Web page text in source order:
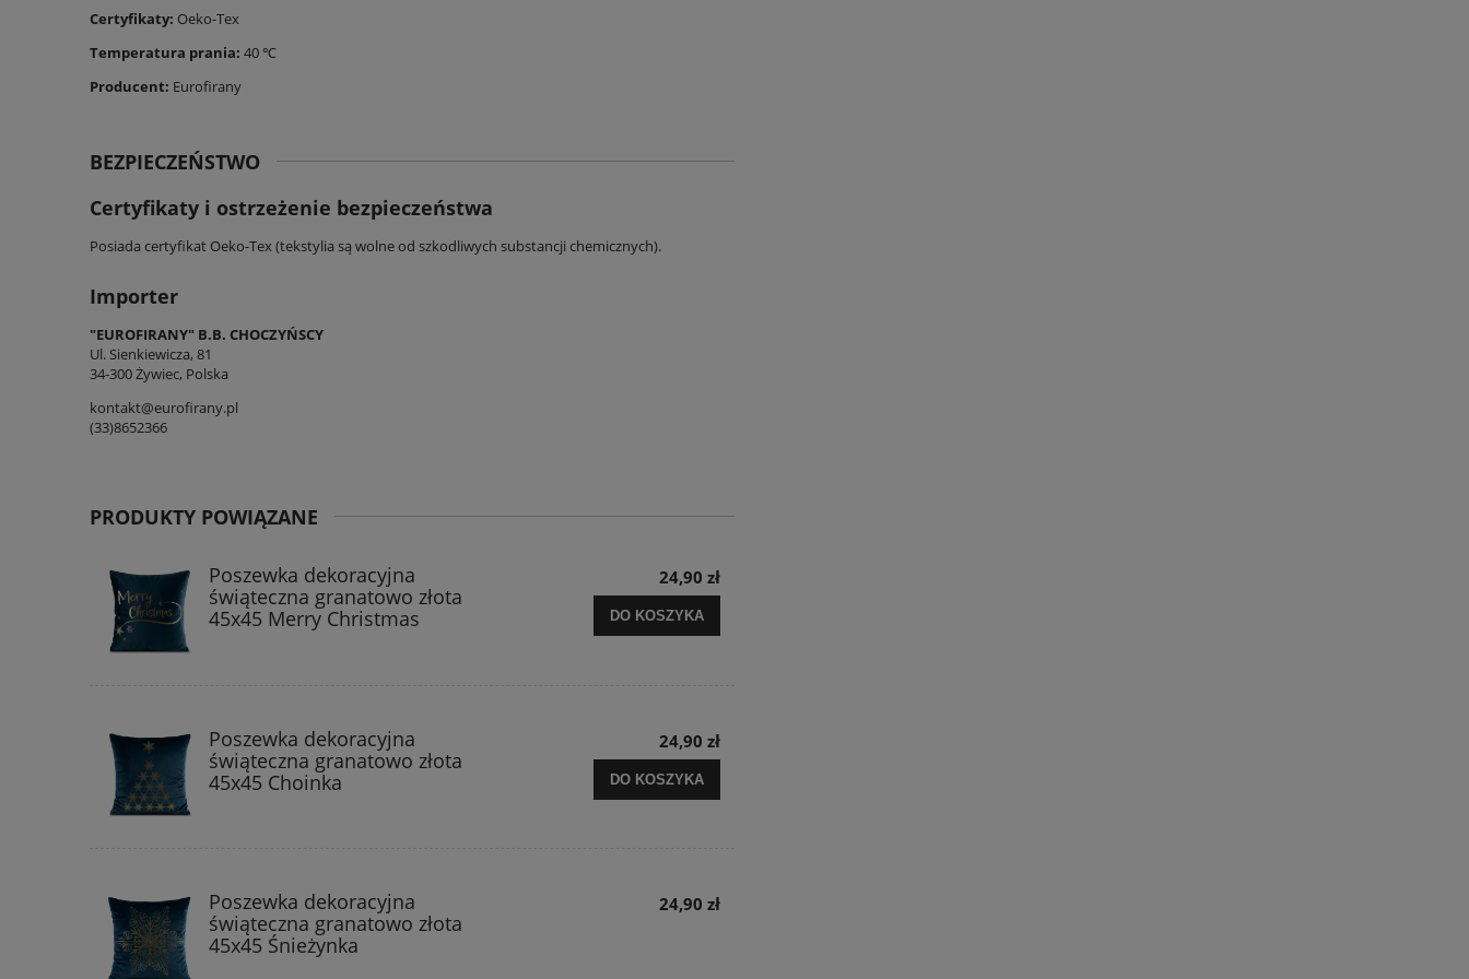
Certyfikaty: Oeko-Tex
Temperatura prania: 40 ℃
Producent: Eurofirany
BEZPIECZEŃSTWO
Certyfikaty i ostrzeżenie bezpieczeństwa
Posiada certyfikat Oeko-Tex (tekstylia są wolne od szkodliwych substancji chemicznych).
Importer
"EUROFIRANY" B.B. CHOCZYŃSCY
Ul. Sienkiewicza, 81
34-300 Żywiec, Polska
kontakt@eurofirany.pl
(33)8652366
PRODUKTY POWIĄZANE
Poszewka dekoracyjna
świąteczna granatowo złota
45x45 Merry Christmas
24,90 zł
DO KOSZYKA
Poszewka dekoracyjna
świąteczna granatowo złota
45x45 Choinka
24,90 zł
DO KOSZYKA
Poszewka dekoracyjna
świąteczna granatowo złota
45x45 Śnieżynka
24,90 zł